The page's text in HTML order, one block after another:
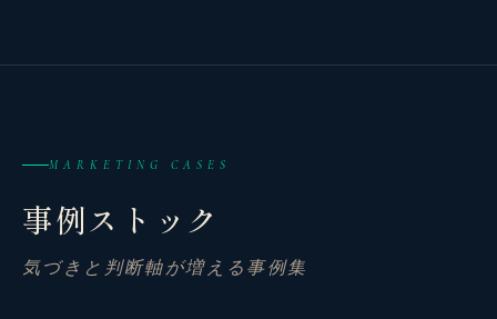
MARKETING CASES
事例ストック
気づきと判断軸が増える事例集